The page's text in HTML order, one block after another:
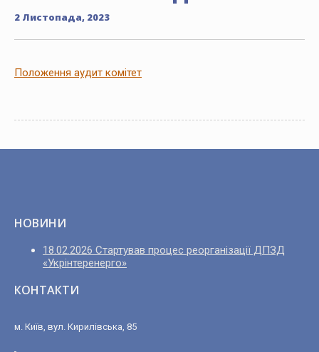
2 Листопада, 2023
Положення аудит комітет
НОВИНИ
18.02.2026 Стартував процес реорганізації ДПЗД
«Укрінтеренерго»
КОНТАКТИ
м. Київ, вул. Кирилівська, 85